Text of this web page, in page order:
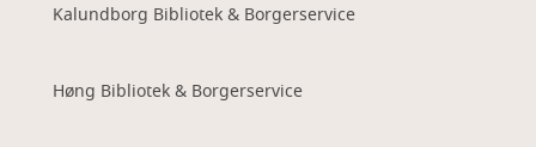
Kalundborg Bibliotek & Borgerservice
Høng Bibliotek & Borgerservice